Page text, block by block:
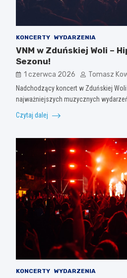
KONCERTY WYDARZENIA
VNM w Zduńskiej Woli –
Sezonu!
1 czerwca 2026 Tomasz
Nadchodzący koncert w Zduńskiej
najważniejszych muzycznych
Czytaj dalej
KONCERTY WYDARZENIA